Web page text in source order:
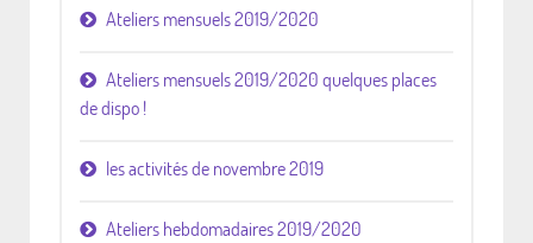
Ateliers mensuels 2019/2020
Ateliers mensuels 2019/2020 quelques places
de dispo !
les activités de novembre 2019
Ateliers hebdomadaires 2019/2020